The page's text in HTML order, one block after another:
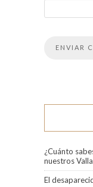
¿Cuánto
nuestros
El